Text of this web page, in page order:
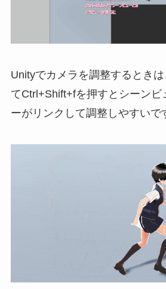
Unityでカメラを調整するとき
てCtrl+Shift+fを押すとシーンビ
ーがリンクして調整しやすいで